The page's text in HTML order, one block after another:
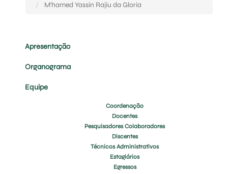
M'hamed Yassin Rajiu da Gloria
Apresentação
Organograma
Equipe
Coordenação
Docentes
Pesquisadores Colaboradores
Discentes
Técnicos Administrativos
Estagiários
Egressos